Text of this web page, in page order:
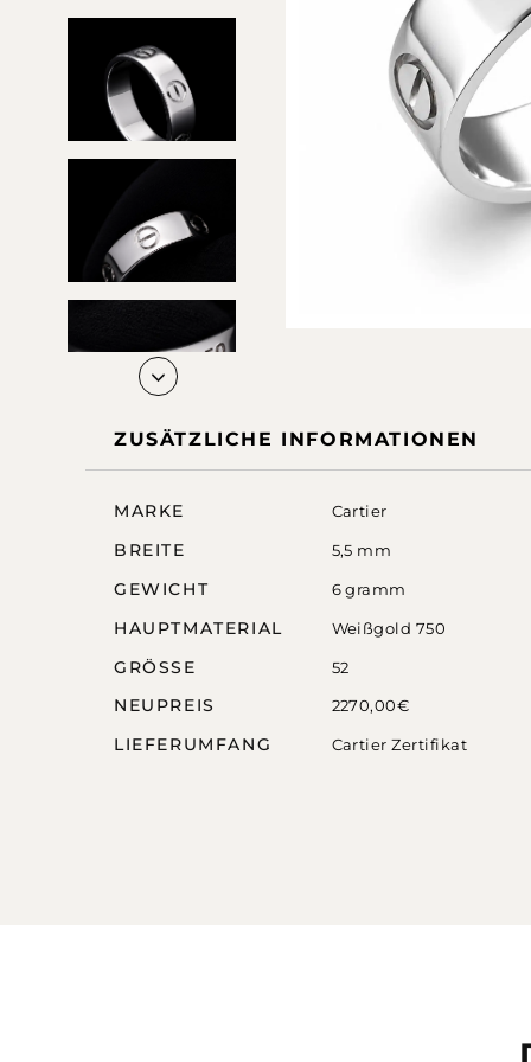
ZUSÄTZLICHE INFORMATIONEN
MARKE Cartier
BREITE 5,5 mm
GEWICHT 6 gramm
HAUPTMATERIAL Weißgold 750
GRÖSSE 52
NEUPREIS 2270,00€
LIEFERUMFANG Cartier Zertifikat